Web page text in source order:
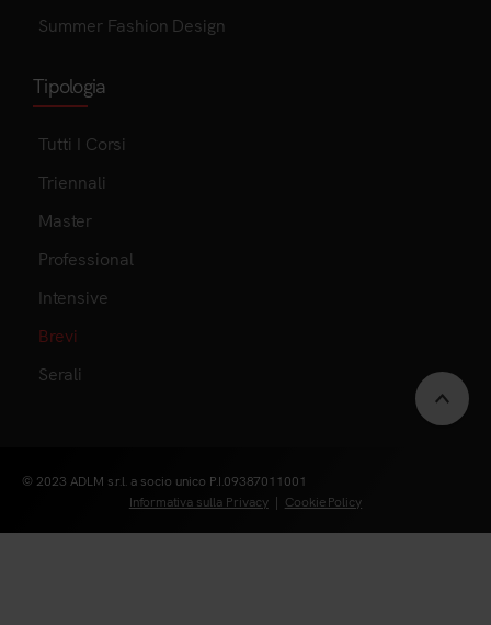
Summer Fashion Design
Tipologia
Tutti I Corsi
Triennali
Master
Professional
Intensive
Brevi
Serali
© 2023 ADLM s.r.l. a socio unico P.I.09387011001
Informativa sulla Privacy| Cookie Policy